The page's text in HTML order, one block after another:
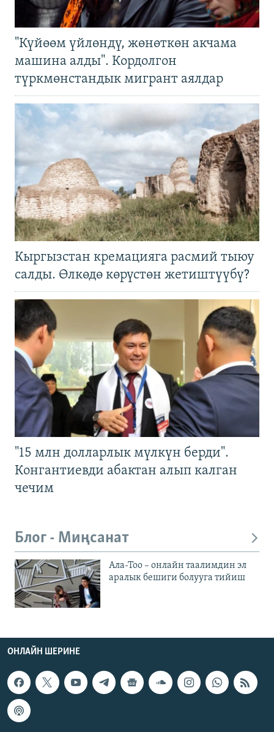
"Күйөөм үйлөндү, жөнөткөн акчама
машина алды". Кордолгон
түркмөнстандык мигрант аялдар
Кыргызстан кремацияга расмий тыюу
салды. Өлкөдө көрүстөн жетиштүүбү?
"15 млн долларлык мүлкүн берди".
Конгантиевди абактан алып калган
чечим
Блог - Миңсанат
Ала-Тоо – онлайн таалимдин эл
аралык бешиги болууга тийиш
ОНЛАЙН ШЕРИНЕ